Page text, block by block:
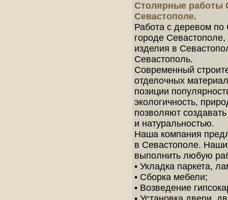
Столярные работы
Севастополе.
Работа с деревом
городе
изделия в
Севастополь.
Современный
отделочных
позиции
экологичность,
позволяют
и натуральностью.
Наша компания
в Севастополе.
выполнить любую
• Укладка паркета,
• Сборка мебели;
• Возведение